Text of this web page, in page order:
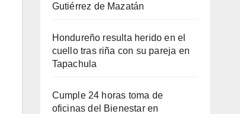
Gutiérrez de Mazatán
Hondureño resulta herido en el
cuello tras riña con su pareja en
Tapachula
Cumple 24 horas toma de
oficinas del Bienestar en